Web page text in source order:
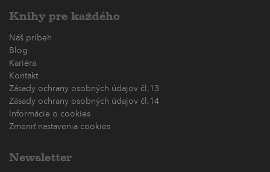
Knihy pre každého
Náš príbeh
Blog
Kariéra
Kontakt
Zásady ochrany osobných údajov čl.13
Zásady ochrany osobných údajov čl.14
Informácie o cookies
Zmeniť nastavenia cookies
Newsletter